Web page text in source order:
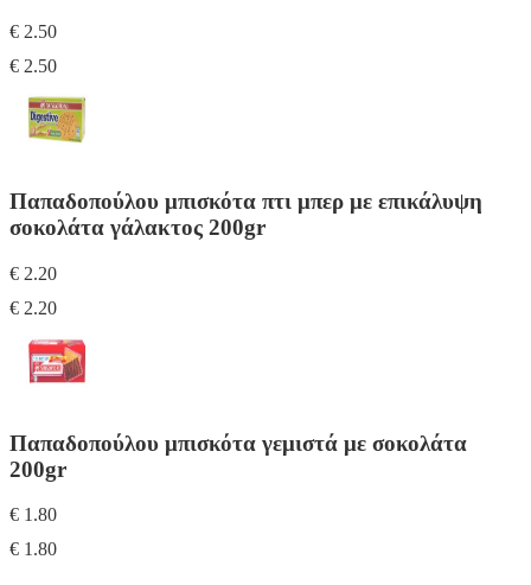
€ 2.50
€ 2.50
Παπαδοπούλου μπισκότα πτι μπερ με επικάλυψη
σοκολάτα γάλακτος 200gr
€ 2.20
€ 2.20
Παπαδοπούλου μπισκότα γεμιστά με σοκολάτα
200gr
€ 1.80
€ 1.80